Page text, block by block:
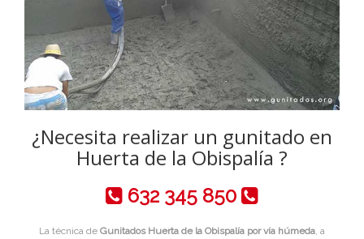
¿Necesita realizar un gunitado en
Huerta de la Obispalía ?
632 345 850
La técnica de Gunitados Huerta de la Obispalía por vía húmeda, a